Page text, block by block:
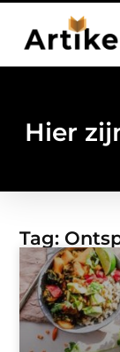
Hier
Tag: